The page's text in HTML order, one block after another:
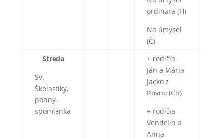
ordinára (H)
Na úmysel
(Č)
Streda
Sv.
Školastiky,
panny,
spomienka
+ rodičia
Ján a Mária
Jacko z
Rovne (Ch)
+ rodičia
Vendelín a
Anna